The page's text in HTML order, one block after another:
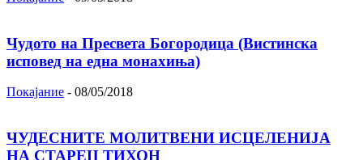
Чудото на Пресвета Богородица (Вистинска
исповед на една монахиња)
Покајание - 08/05/2018
ЧУДЕСНИТЕ МОЛИТВЕНИ ИСЦЕЛЕНИЈА
НА СТАРЕЦ ТИХОН